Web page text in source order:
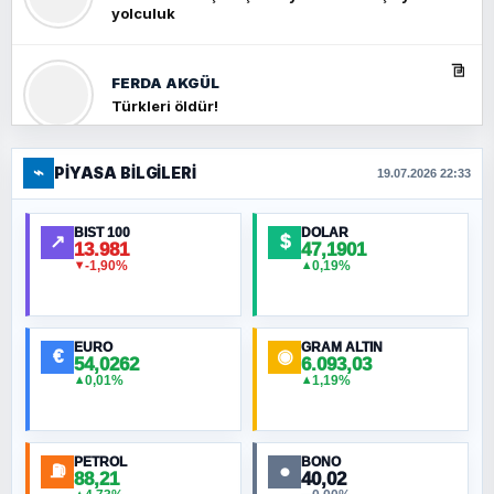
yolculuk
FERDA AKGÜL
Türkleri öldür!
FERHAT BÜYÜKKALKAN
Ankara Zirvesi: NATO Toplantısı mı, Yeni
Ortadoğu Haritasının Provası mı?
MURAT ÖZKAN
NURETTIN BÖLÜK
⌁ PIYASA BILGILERI 19.07.2026 22:33
↗ BIST 100
13.981
▼-1,90%
$ DOLAR
47,1901
▲0,19%
€ EURO
54,0262
▲0,01%
◉ GRAM ALTIN
6.093,03
▲1,19%
⛽ PETROL
88,21 ● BONO
40,02